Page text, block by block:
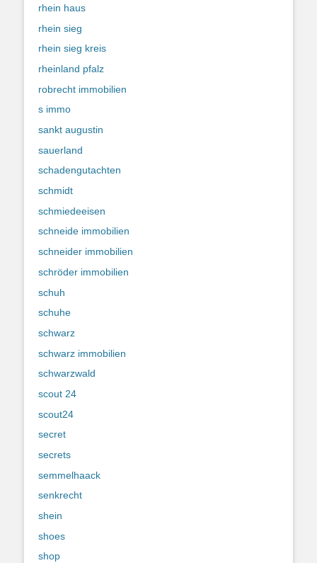
rhein haus
rhein sieg
rhein sieg kreis
rheinland pfalz
robrecht immobilien
s immo
sankt augustin
sauerland
schadengutachten
schmidt
schmiedeeisen
schneide immobilien
schneider immobilien
schröder immobilien
schuh
schuhe
schwarz
schwarz immobilien
schwarzwald
scout 24
scout24
secret
secrets
semmelhaack
senkrecht
shein
shoes
shop